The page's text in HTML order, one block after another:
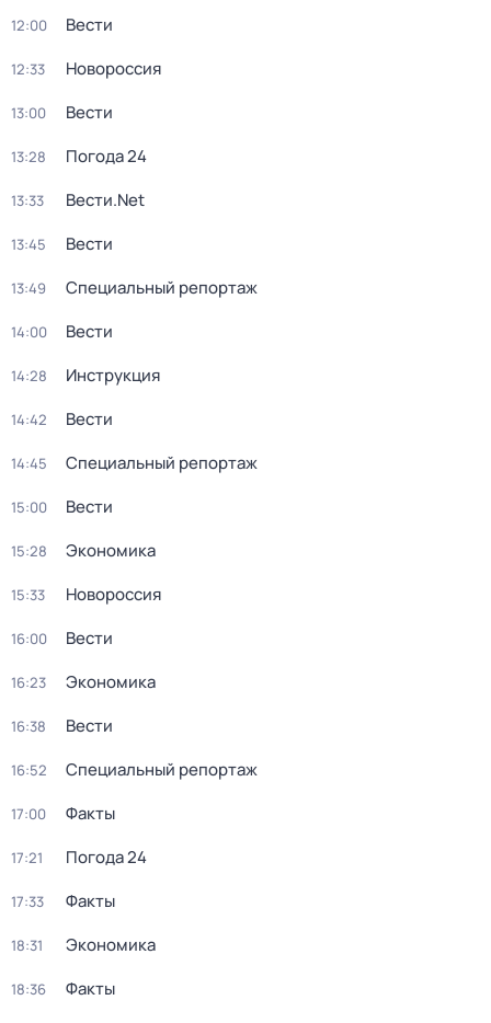
12:00 Вести
12:33 Новороссия
13:00 Вести
13:28 Погода 24
13:33 Вести.Net
13:45 Вести
13:49 Специальный репортаж
14:00 Вести
14:28 Инструкция
14:42 Вести
14:45 Специальный репортаж
15:00 Вести
15:28 Экономика
15:33 Новороссия
16:00 Вести
16:23 Экономика
16:38 Вести
16:52 Специальный репортаж
17:00 Факты
17:21 Погода 24
17:33 Факты
18:31 Экономика
18:36 Факты